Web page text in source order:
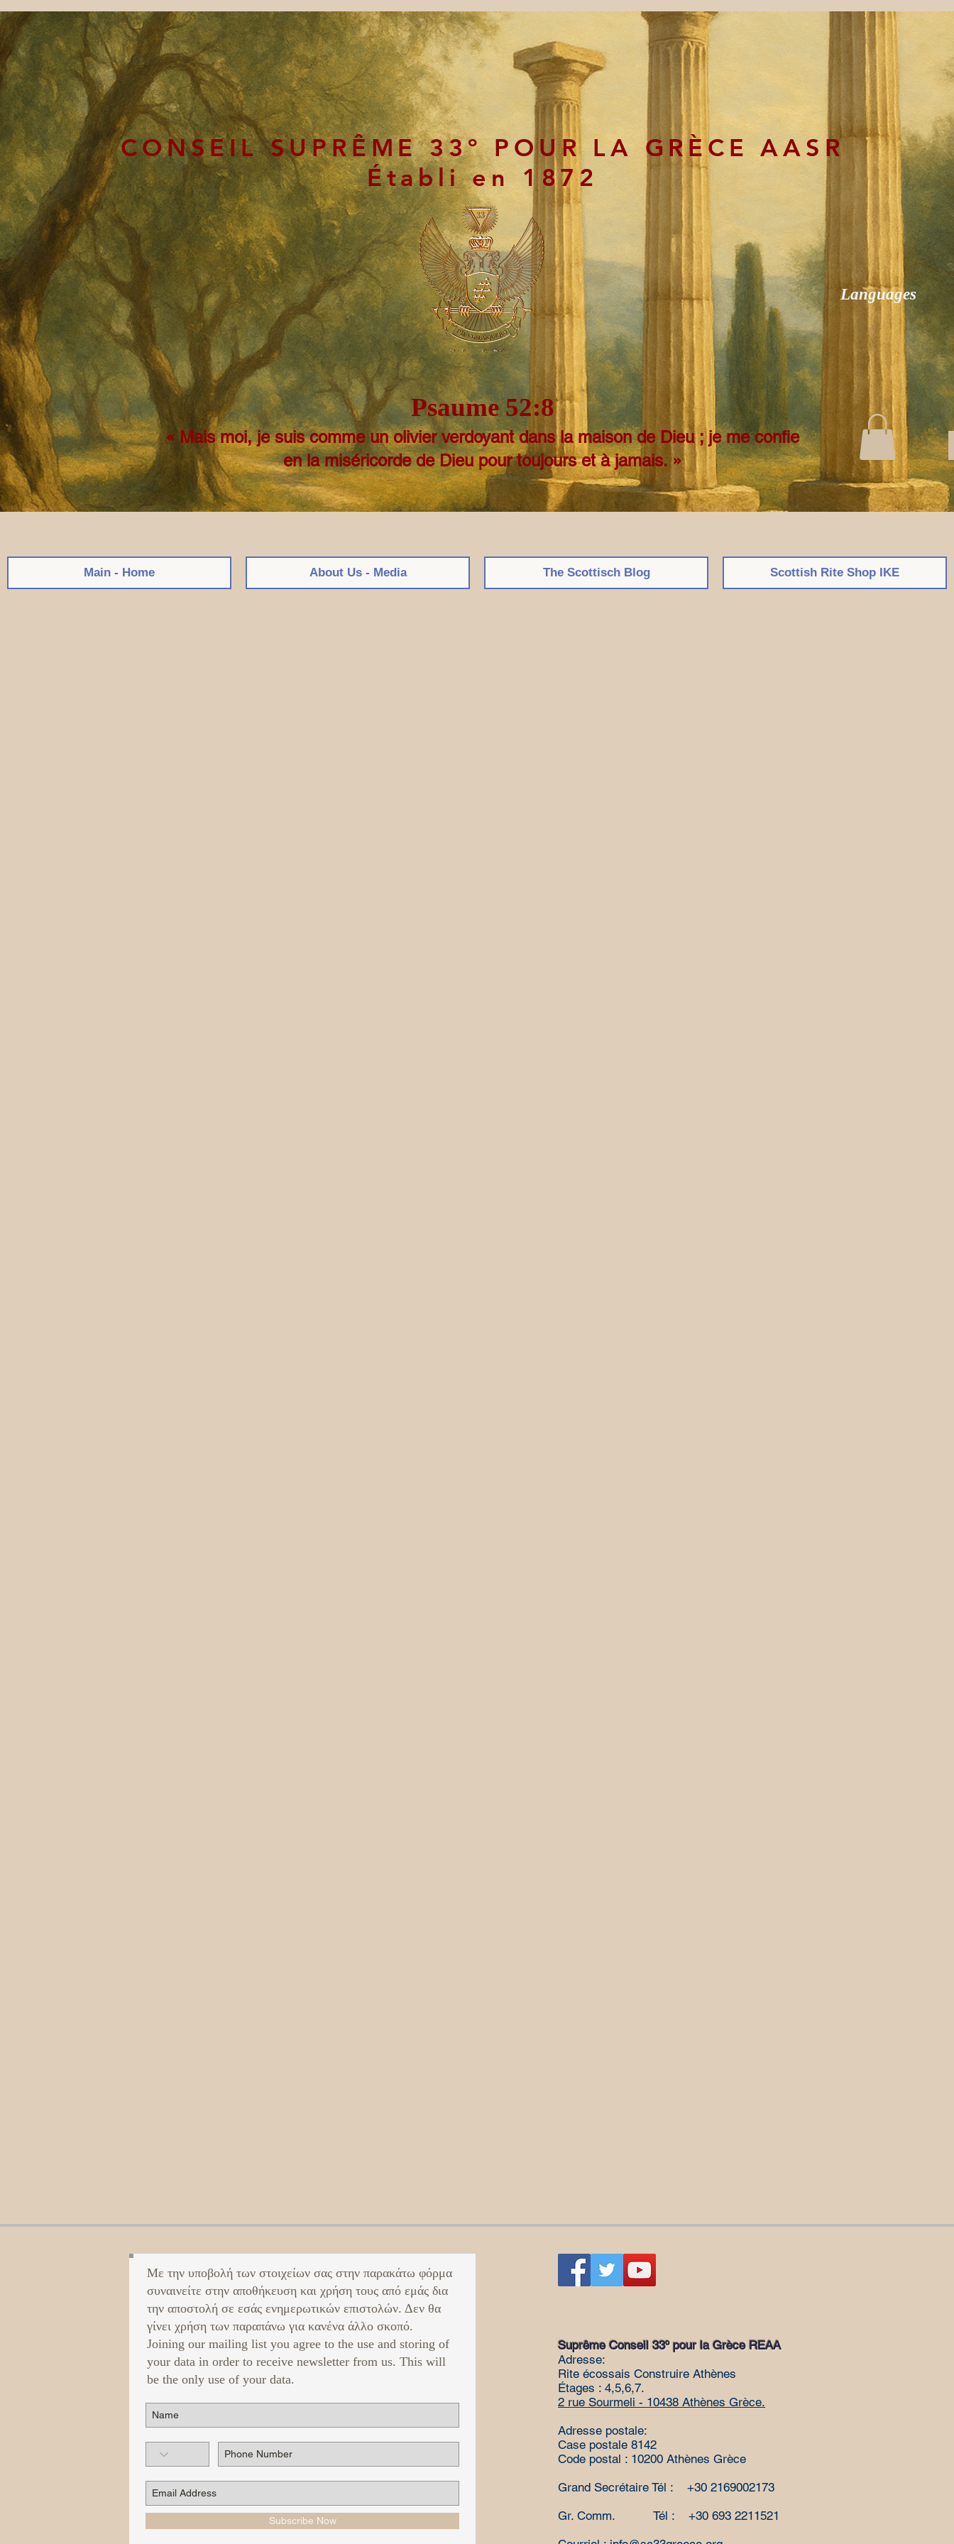
CONSEIL SUPRÊME 33º POUR LA GRÈCE AASR
Établi en 1872
Psaume 52:8
« Mais moi, je suis comme un olivier verdoyant dans la maison de Dieu ; je me confie
en la miséricorde de Dieu pour toujours et à jamais. »
Languages
Main - Home About Us - Media The Scottisch Blog Scottish Rite Shop ΙΚΕ
Με την υποβολή των στοιχείων σας στην παρακάτω φόρμα
συναινείτε στην αποθήκευση και χρήση τους από εμάς δια
την αποστολή σε εσάς ενημερωτικών επιστολών. Δεν θα
γίνει χρήση των παραπάνω για κανένα άλλο σκοπό. ​
Joining our mailing list you agree to the use and storing of
your data in order to receive newsletter from us. This will
be the only use of your data.
Subscribe Now
Suprême Conseil 33º pour la Grèce REAA
Adresse:
Rite écossais Construire Athènes
Étages : 4,5,6,7.
2 rue Sourmeli - 10438 Athènes Grèce.
Adresse postale:
Case postale 8142
Code postal : 10200 Athènes Grèce
Grand Secrétaire Tél : +30 2169002173
Gr. Comm. Tél : +30 693 2211521